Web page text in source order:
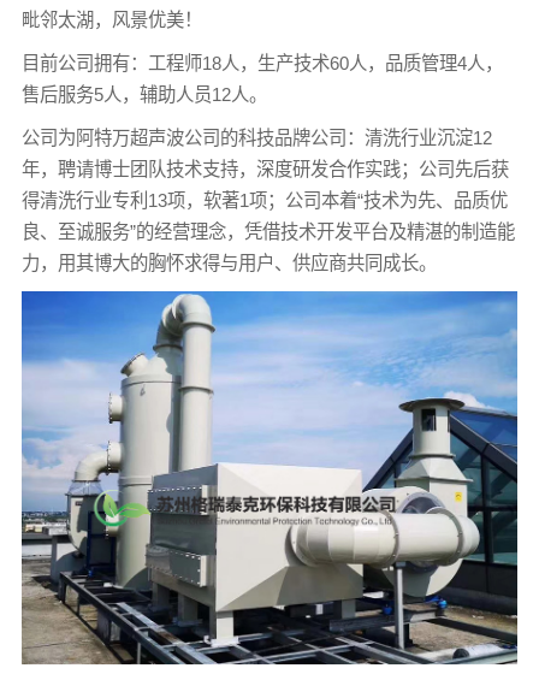
毗邻太湖，风景优美！
目前公司拥有：工程师18人，生产技术60人，品质管理4人，
售后服务5人，辅助人员12人。
公司为阿特万超声波公司的科技品牌公司：清洗行业沉淀12
年，聘请博士团队技术支持，深度研发合作实践；公司先后获
得清洗行业专利13项，软著1项；公司本着“技术为先、品质优
良、至诚服务”的经营理念，凭借技术开发平台及精湛的制造能
力，用其博大的胸怀求得与用户、供应商共同成长。